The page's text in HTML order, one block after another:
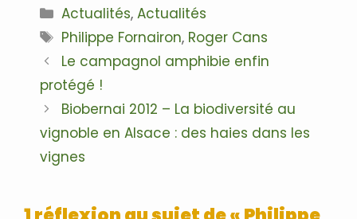
Catégories
Actualités,Actualités
Étiquettes
Philippe Fornairon, Roger Cans
Navigation
des
articles
Le campagnol amphibie enfin
protégé !
Biobernai 2012 – La biodiversité au
vignoble en Alsace : des haies dans les
vignes